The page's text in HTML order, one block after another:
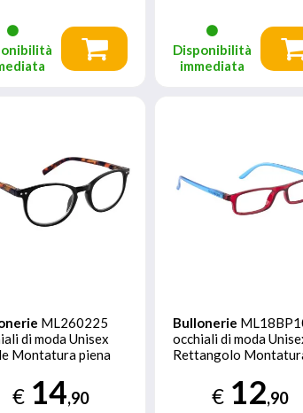
Disponibilità
immediata
ML260225
di moda Unisex
Montatura piena
€ 14,90
Bullonerie
occhiali di moda
Rettangolo
€ 12,90